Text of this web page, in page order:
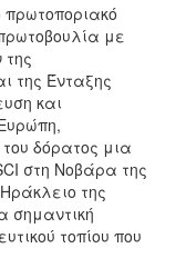
με
της Ένταξης
και
δόρατος μια
στη Νοβάρα της
της
σημαντική
τοπίου που